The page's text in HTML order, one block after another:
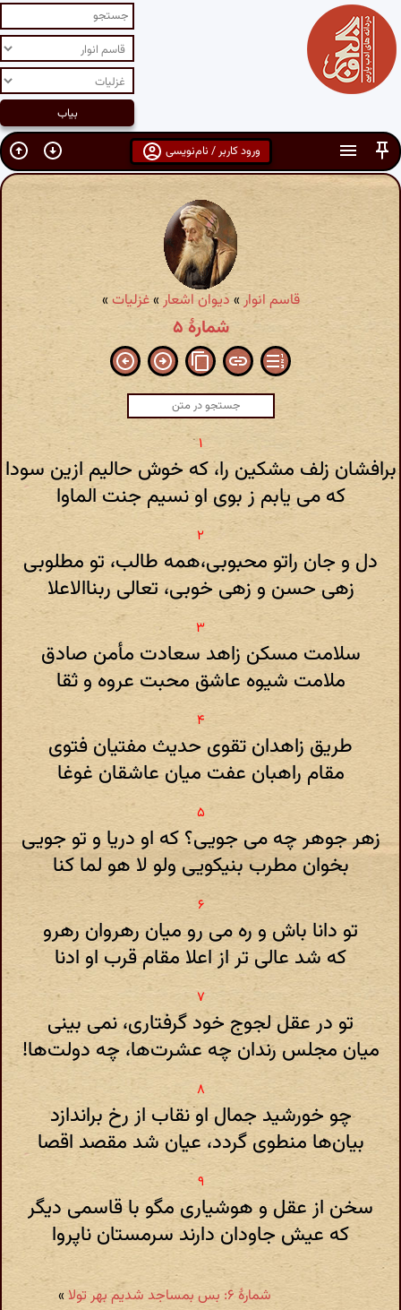
ورود کاربر / نام‌نویسی
قاسم انوار»دیوان اشعار »غزلیات»
شمارهٔ ۵
برافشان زلف مشکین را، که خوش حالیم ازین سودا
که می یابم ز بوی او نسیم جنت الماوا
دل و جان راتو محبوبی،همه طالب، تو مطلوبی
زهی حسن و زهی خوبی، تعالی ربناالاعلا
سلامت مسکن زاهد سعادت مأمن صادق
ملامت شیوه عاشق محبت عروه و ثقا
طریق زاهدان تقوی حدیث مفتیان فتوی
مقام راهبان عفت میان عاشقان غوغا
زهر جوهر چه می جویی؟ که او دریا و تو جویی
بخوان مطرب بنیکویی ولو لا هو لما کنا
تو دانا باش و ره می رو میان رهروان رهرو
که شد عالی تر از اعلا مقام قرب او ادنا
تو در عقل لجوج خود گرفتاری، نمی بینی
میان مجلس رندان چه عشرت‌ها، چه دولت‌ها!
چو خورشید جمال او نقاب از رخ براندازد
بیان‌ها منطوی گردد، عیان شد مقصد اقصا
سخن از عقل و هوشیاری مگو با قاسمی دیگر
که عیش جاودان دارند سرمستان ناپروا
شمارهٔ ۶: بس بمساجد شدیم بهر تولا
»